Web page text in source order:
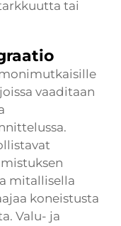
tai
vaaditaan
mitallisella
koneistusta
Valu- ja